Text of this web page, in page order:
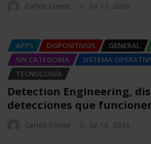
Carlos Conde Jul 17, 2026
APPS DISPOSITIVOS GENERAL
SIN CATEGORÍA
SISTEMA
TECNOLOGÍA
Detection Engineering,
detecciones que
Carlos Conde Jul 16, 2026